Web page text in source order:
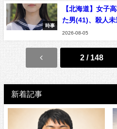
時事
【北海道】女子
た男(41)、殺人
2026-08-05
2 / 148
新着記事